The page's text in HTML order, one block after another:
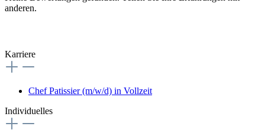
anderen.
Karriere
Chef Patissier (m/w/d) in Vollzeit
Individuelles